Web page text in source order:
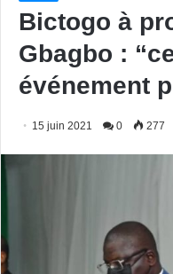
Bictogo à
Gbagbo :
événement
15 juin 2021 0 277